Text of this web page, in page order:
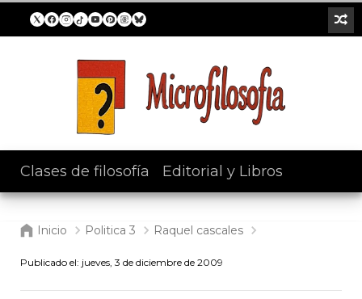
Clases de filosofía Editorial y Libros
Inicio Politica 3 Raquel cascales
Publicado el: jueves, 3 de diciembre de 2009